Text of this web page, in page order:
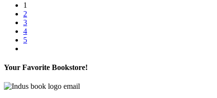
1
2
3
4
5
Your Favorite Bookstore!